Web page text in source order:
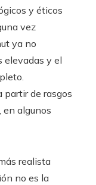
y éticos
vez
ya no
elevadas y el
partir de rasgos
en algunos
realista
no es la